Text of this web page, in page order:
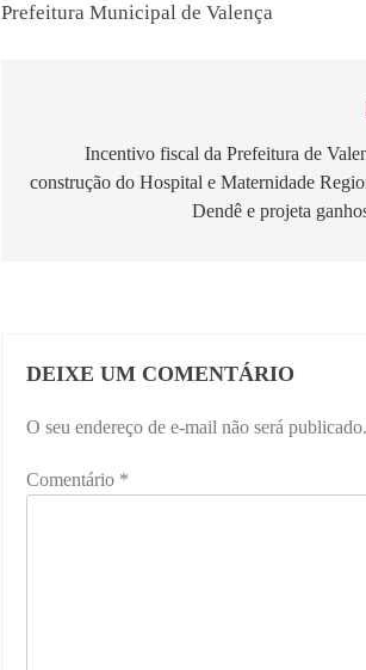
Prefeitura Municipal de Valença
Incentivo fiscal da Prefeitura de
construção do Hospital e Maternidade
Dendê e projeta
DEIXE UM COMENTÁRIO
O seu endereço de e-mail não será publicado.
Comentário *